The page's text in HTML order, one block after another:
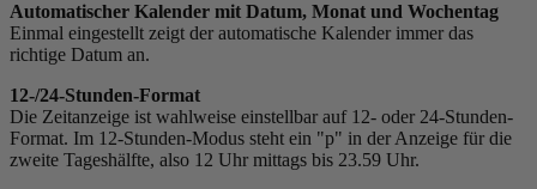
Automatischer Kalender mit Datum, Monat und Wochentag
Einmal eingestellt zeigt der automatische Kalender immer das
richtige Datum an.
12-/24-Stunden-Format
Die Zeitanzeige ist wahlweise einstellbar auf 12- oder 24-Stunden-
Format. Im 12-Stunden-Modus steht ein "p" in der Anzeige für die
zweite Tageshälfte, also 12 Uhr mittags bis 23.59 Uhr.